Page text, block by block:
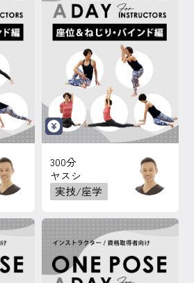
300分
ヤスシ
実技/座学